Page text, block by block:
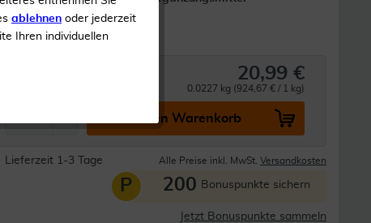
in den
20,99 €
0.0227 kg (924,67 € / 1 kg)
In den Warenkorb
Lieferzeit 1-3 Tage Alle Preise inkl. MwSt. Versandkosten
P 200 Bonuspunkte sichern
Jetzt Bonuspunkte sammeln
ablehnen oder jederzeit
Ihren individuellen